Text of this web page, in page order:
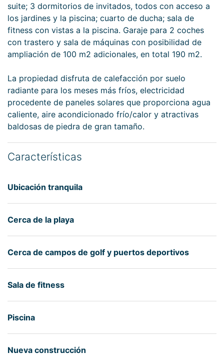
suite; 3 dormitorios de invitados, todos con acceso a
los jardines y la piscina; cuarto de ducha; sala de
fitness con vistas a la piscina. Garaje para 2 coches
con trastero y sala de máquinas con posibilidad de
ampliación de 100 m2 adicionales, en total 190 m2.
La propiedad disfruta de calefacción por suelo
radiante para los meses más fríos, electricidad
procedente de paneles solares que proporciona agua
caliente, aire acondicionado frío/calor y atractivas
baldosas de piedra de gran tamaño.
Características
Ubicación tranquila
Cerca de la playa
Cerca de campos de golf y puertos deportivos
Sala de fitness
Piscina
Nueva construcción